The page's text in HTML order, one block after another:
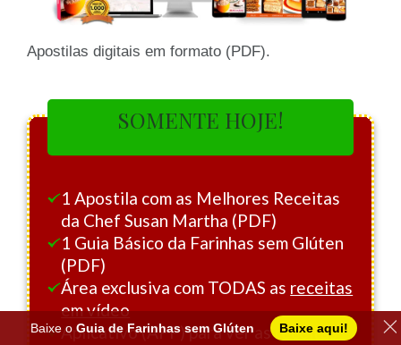
Apostilas digitais em formato (PDF).
SOMENTE HOJE!
1 Apostila com as Melhores Receitas
da Chef Susan Martha (PDF)
1 Guia Básico da Farinhas sem Glúten
(PDF)
Área exclusiva com TODAS as receitas
em vídeo
Aplicativo (APP) para ver as receitas
Baixe o Guia de Farinhas sem Glúten Baixe aqui!